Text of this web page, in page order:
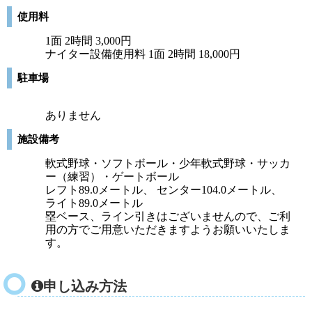
使用料
1面 2時間 3,000円
ナイター設備使用料 1面 2時間 18,000円
駐車場
ありません
施設備考
軟式野球・ソフトボール・少年軟式野球・サッカ
ー（練習）・ゲートボール
レフト89.0メートル、 センター104.0メートル、
ライト89.0メートル
塁ベース、ライン引きはございませんので、ご利
用の方でご用意いただきますようお願いいたしま
す。
申し込み方法